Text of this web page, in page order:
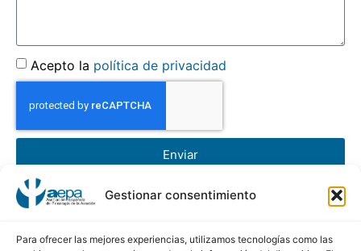
Gestionar consentimiento
Para ofrecer las mejores experiencias, utilizamos tecnologías como las
Acepto la política de privacidad
Enviar
AEPA
Asociación Española de Psicología de la Aviación